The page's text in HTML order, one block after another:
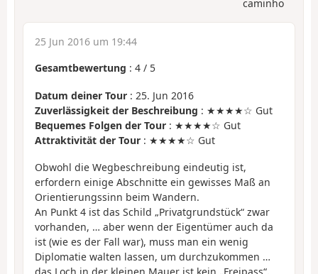
caminho
25 Jun 2016 um 19:44
Gesamtbewertung : 4 / 5
Datum deiner Tour : 25. Jun 2016
Zuverlässigkeit der Beschreibung : ★★★★☆ Gut
Bequemes Folgen der Tour : ★★★★☆ Gut
Attraktivität der Tour : ★★★★☆ Gut
Obwohl die Wegbeschreibung eindeutig ist,
erfordern einige Abschnitte ein gewisses Maß an
Orientierungssinn beim Wandern.
An Punkt 4 ist das Schild „Privatgrundstück“ zwar
vorhanden, … aber wenn der Eigentümer auch da
ist (wie es der Fall war), muss man ein wenig
Diplomatie walten lassen, um durchzukommen …